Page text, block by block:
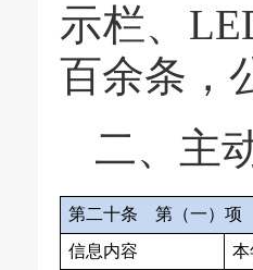
示栏、
百余条，
二、主
第二十条
第（一）项
信息内容
本